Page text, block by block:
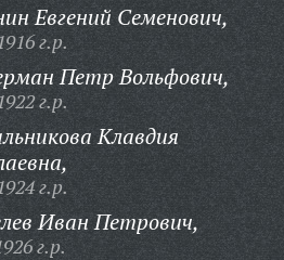
Евгений Семенович,
г.р.
Петр Вольфович,
г.р.
Клавдия
г.р.
Иван Петрович,
г.р.